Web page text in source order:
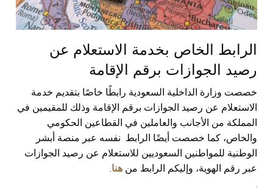
الرابط الخاص بخدمة الاستعلام عن
رصيد الجوازات برقم الإقامة
خصصت وزارة الداخلية السعودية رابطًا خاصًا بتقديم خدمة
الاستعلام عن رصيد الجوازات برقم الإقامة وذلك للمقيمين في
المملكة من الأجانب والعاملين في القطاعين الحكومي
والخاص، كما خصصت أيضًا الرابط نفسه عبر منصة أبشر
الوطنية للمواطنين السعوديين للاستعلام عن رصيد الجوازات
عبر رقم الهوية، وإليكم الرابط من هنا.